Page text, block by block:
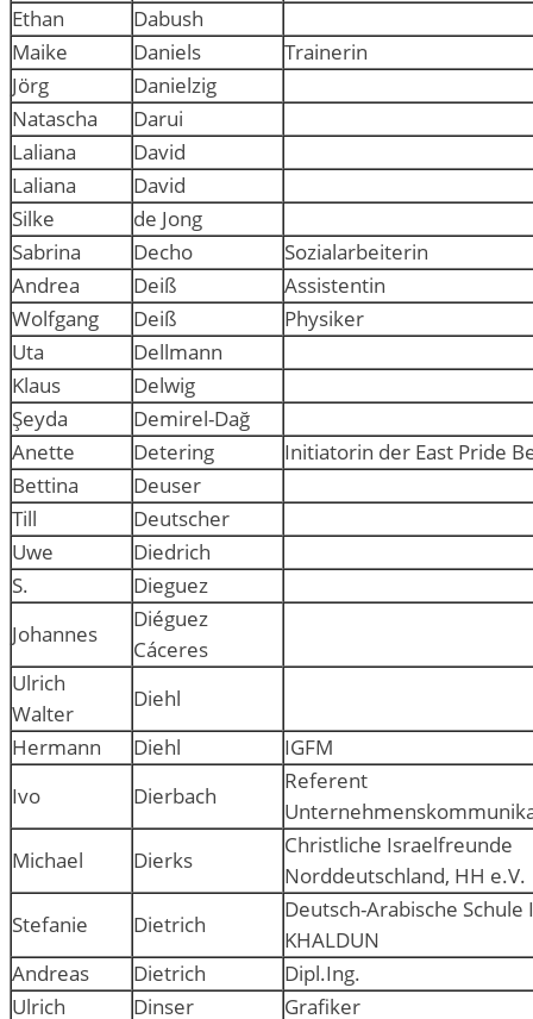
Ethan
Dabush
Maike
Daniels
Trainerin
Jörg
Danielzig
Natascha
Darui
Laliana
David
Laliana
David
Silke
de Jong
Sabrina
Decho
Sozialarbeiterin
Andrea
Deiß
Assistentin
Wolfgang
Deiß
Physiker
Uta
Dellmann
Klaus
Delwig
Şeyda
Demirel-Dağ
Anette
Detering
Initiatorin der East Pride
Bettina
Deuser
Till
Deutscher
Uwe
Diedrich
S.
Dieguez
Johannes
Diéguez
Cáceres
Ulrich
Walter
Diehl
Hermann
Diehl
IGFM
Ivo
Dierbach
Referent
Michael
Dierks
Christliche Israelfreunde
Norddeutschland, HH e.V.
Stefanie
Dietrich
Deutsch-Arabische Schule
KHALDUN
Andreas
Dietrich
Dipl.Ing.
Ulrich
Dinser Grafiker